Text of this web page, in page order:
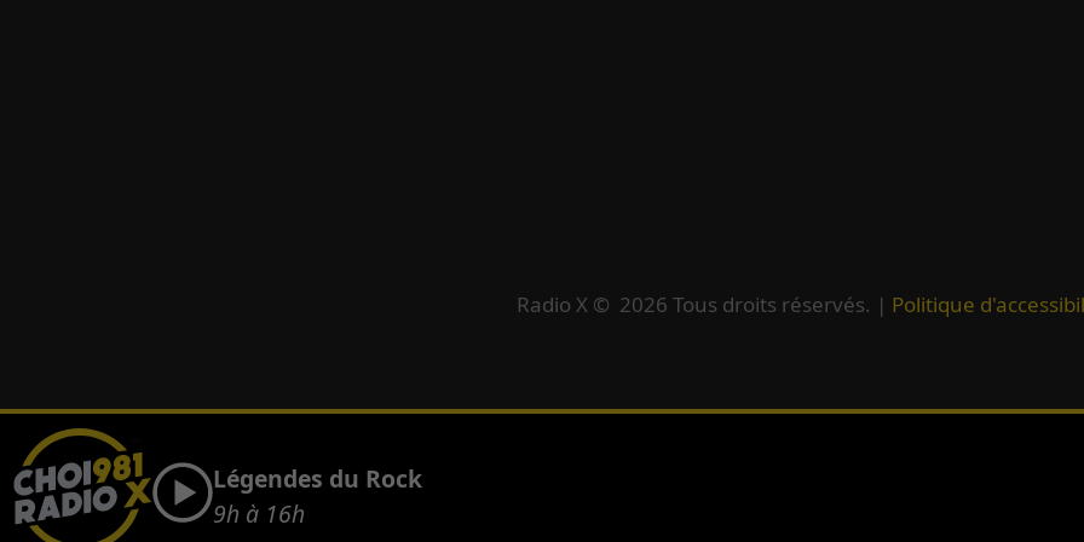
Radio X © 2026 Tous droits réservés. | Politique
Légendes du Rock
9h à 16h